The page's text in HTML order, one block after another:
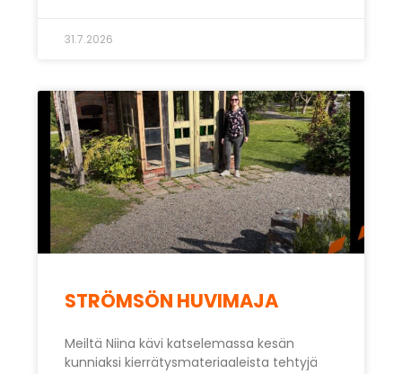
31.7.2026
STRÖMSÖN HUVIMAJA
Meiltä Niina kävi katselemassa kesän
kunniaksi kierrätysmateriaaleista tehtyjä